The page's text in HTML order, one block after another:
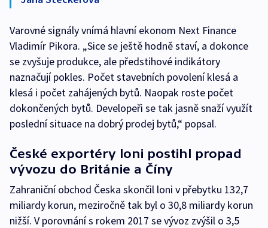
Varovné signály vnímá hlavní ekonom Next Finance
Vladimír Pikora. „Sice se ještě hodně staví, a dokonce
se zvyšuje produkce, ale předstihové indikátory
naznačují pokles. Počet stavebních povolení klesá a
klesá i počet zahájených bytů. Naopak roste počet
dokončených bytů. Developeři se tak jasně snaží využít
poslední situace na dobrý prodej bytů,“ popsal.
České exportéry loni postihl propad
vývozu do Británie a Číny
Zahraniční obchod Česka skončil loni v přebytku 132,7
miliardy korun, meziročně tak byl o 30,8 miliardy korun
nižší. V porovnání s rokem 2017 se vývoz zvýšil o 3,5